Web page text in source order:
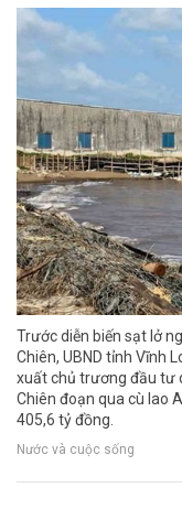
Trước diễn biến sạt lở
Chiên, UBND tỉnh Vĩnh
xuất chủ trương đầu tư
Chiên đoạn qua cù lao
405,6 tỷ đồng.
Nước và cuộc sống